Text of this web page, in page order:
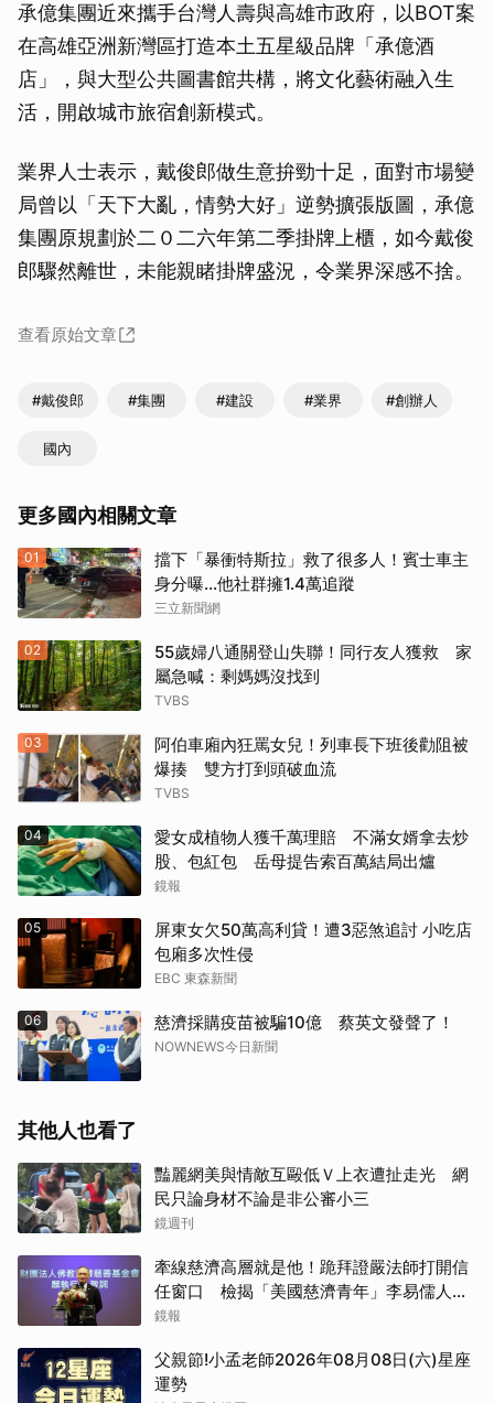
承億集團近來攜手台灣人壽與高雄市政府，以BOT案
在高雄亞洲新灣區打造本土五星級品牌「承億酒
店」，與大型公共圖書館共構，將文化藝術融入生
活，開啟城市旅宿創新模式。
業界人士表示，戴俊郎做生意拚勁十足，面對市場變
局曾以「天下大亂，情勢大好」逆勢擴張版圖，承億
集團原規劃於二０二六年第二季掛牌上櫃，如今戴俊
郎驟然離世，未能親睹掛牌盛況，令業界深感不捨。
查看原始文章
#戴俊郎 #集團 #建設 #業界 #創辦人
國內
更多國內相關文章
01
擋下「暴衝特斯拉」救了很多人！賓士車主
身分曝…他社群擁1.4萬追蹤
三立新聞網
02
55歲婦八通關登山失聯！同行友人獲救 家
屬急喊：剩媽媽沒找到
TVBS
03
阿伯車廂內狂罵女兒！列車長下班後勸阻被
爆揍 雙方打到頭破血流
TVBS
04
愛女成植物人獲千萬理賠 不滿女婿拿去炒
股、包紅包 岳母提告索百萬結局出爐
鏡報
05
屏東女欠50萬高利貸！遭3惡煞追討 小吃店
包廂多次性侵
EBC 東森新聞
06 慈濟採購疫苗被騙10億 蔡英文發聲了！
NOWNEWS今日新聞
其他人也看了
豔麗網美與情敵互毆低Ｖ上衣遭扯走光 網
民只論身材不論是非公審小三
鏡週刊
牽線慈濟高層就是他！跪拜證嚴法師打開信
任窗口 檢揭「美國慈濟青年」李易儒人脈
網絡
鏡報
父親節!小孟老師2026年08月08日(六)星座
運勢